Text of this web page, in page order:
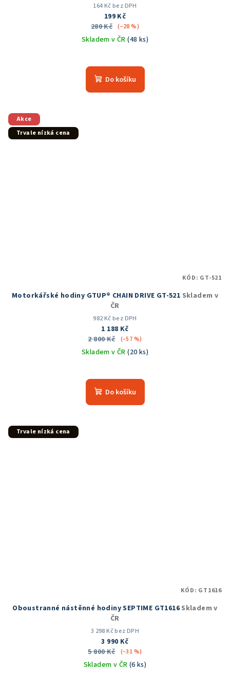
164 Kč bez DPH
199 Kč
280 Kč (–28 %)
Skladem v ČR(48 ks)
hodnocení
produktu
Do košíku
Akce
Trvale nízká cena
Motorkářské hodiny GTUP® CHAIN DRIVE GT-521 Skladem v
ČR
982 Kč bez DPH
1 188 Kč
2 800 Kč
(–57 %)
Skladem v ČR(20 ks)
hodnocení
produktu
Do košíku
KÓD: GT-521
Trvale nízká cena
Oboustranné nástěnné hodiny SEPTIME GT1616 Skladem v
ČR
3 298 Kč bez DPH
3 990 Kč
5 800 Kč
(–31 %)
Skladem v ČR (6 ks)
KÓD: GT1616